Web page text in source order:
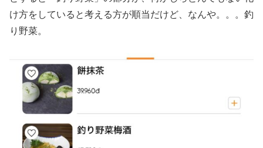
け方をしていると考える方が順当だけど、なんや。。。釣
り野菜。